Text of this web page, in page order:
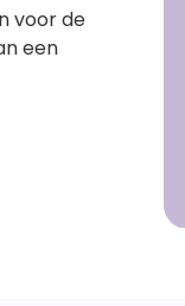
voor de
een